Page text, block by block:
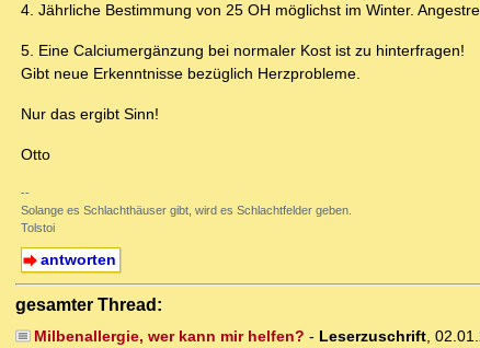
4. Jährliche Bestimmung von 25 OH möglichst im Winter.
5. Eine Calciumergänzung bei normaler Kost ist zu hinterfragen!
Gibt neue Erkenntnisse bezüglich Herzprobleme.
Nur das ergibt Sinn!
Otto
--
Solange es Schlachthäuser gibt, wird es Schlachtfelder geben.
Tolstoi
antworten
gesamter Thread:
Milbenallergie, wer kann mir helfen? - Leserzuschrift,